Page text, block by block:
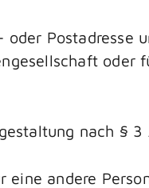
Postadresse
oder
nach § 3
andere